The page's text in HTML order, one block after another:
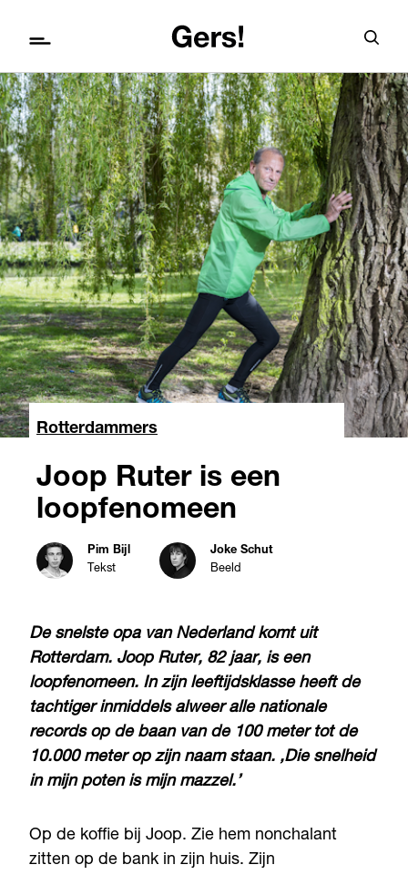
Rotterdammers
Joop Ruter is een
loopfenomeen
Pim Bijl
Tekst
Joke Schut
Beeld
De snelste opa van Nederland komt uit
Rotterdam. Joop Ruter, 82 jaar, is een
loopfenomeen. In zijn leeftijdsklasse heeft de
tachtiger inmiddels alweer alle nationale
records op de baan van de 100 meter tot de
10.000 meter op zijn naam staan. ,Die snelheid
in mijn poten is mijn mazzel.’
Op de koffie bij Joop. Zie hem nonchalant
zitten op de bank in zijn huis. Zijn